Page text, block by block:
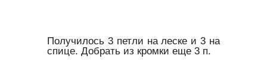
Получилось 3 петли на леске и 3 на
спице. Добрать из кромки еще 3 п.